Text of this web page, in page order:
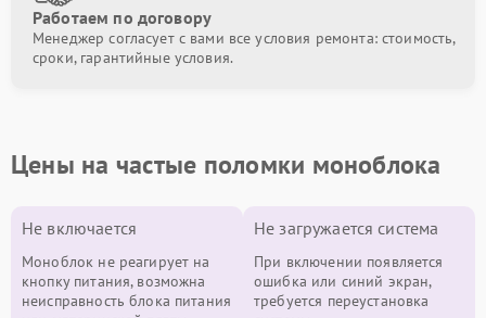
Работаем по договору
Менеджер согласует с вами все условия ремонта: стоимость,
сроки, гарантийные условия.
Цены на частые поломки моноблока
Не включается
Моноблок не реагирует на
кнопку питания, возможна
неисправность блока питания
Не загружается система
При включении появляется
ошибка или синий экран,
требуется переустановка